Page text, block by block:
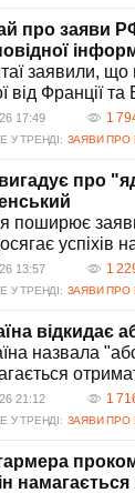
про заяви
заявили, що
від Франції
17:49 1
У ТРЕНДІ: ЗАЯВИ ПРО
про
поширює
успіхів
13:57 1
У ТРЕНДІ: ЗАЯВИ ПРО
відкидає
назвала
21:12 1
У ТРЕНДІ: ЗАЯВИ ПРО